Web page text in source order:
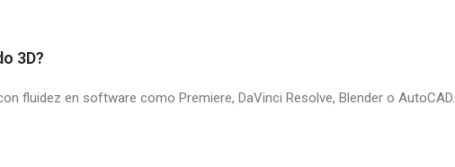
3D?
fluidez en software como Premiere, DaVinci Resolve, Blender o AutoCAD.